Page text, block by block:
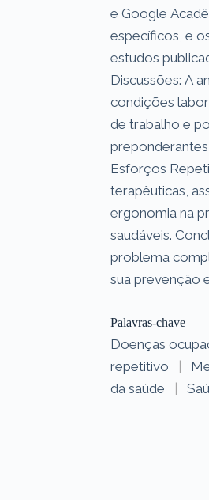
e Google
específicos, e
estudos
Discussões: A
condições
de trabalho e
Esforços
terapêuticas, assim como a importância da
ergonomia na
saudáveis.
problema
sua prevenção
Palavras-chave
Doenças
repetitivo
|
da saúde
|